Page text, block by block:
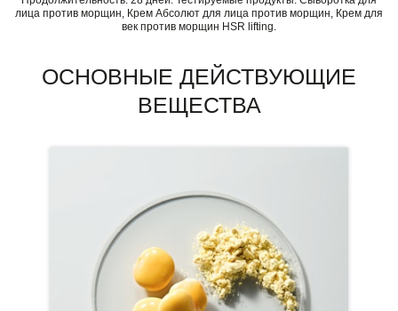
лица против морщин, Крем Абсолют для лица против морщин, Крем для
век против морщин HSR lifting.
ОСНОВНЫЕ ДЕЙСТВУЮЩИЕ
ВЕЩЕСТВА